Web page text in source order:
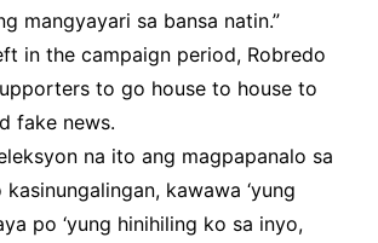
mangyayari sa bansa natin.”
in the campaign period, Robredo
to go house to house to
fake news.
na ito ang magpapanalo sa
kawawa ‘yung
po ‘yung hinihiling ko sa inyo,